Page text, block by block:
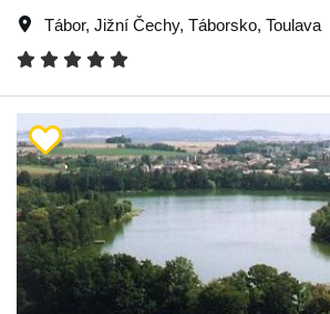
Tábor, Jižní Čechy, Táborsko, Toulava